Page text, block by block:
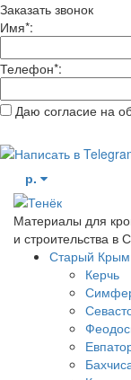
Заказать звонок
Имя*:
Телефон*:
Даю согласие на
р.
Материалы для
и строительства в
Старый Крым
Керчь